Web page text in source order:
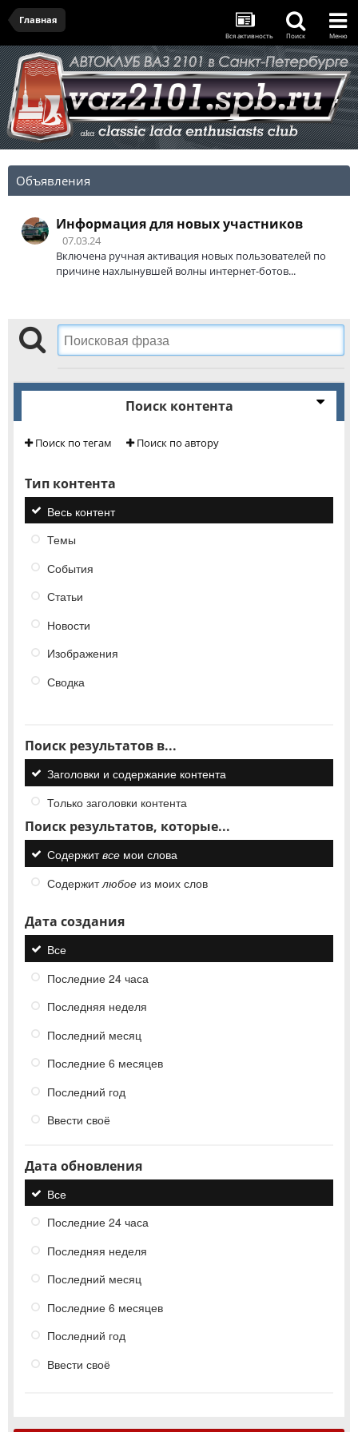
Главная
Вся активность Поиск Меню
Объявления
Информация для новых участников
07.03.24
Включена ручная активация новых пользователей по
причине нахлынувшей волны интернет-ботов...
Поиск контента
Поиск по тегам Поиск по автору
Тип контента
Весь контент
Темы
События
Статьи
Новости
Изображения
Сводка
Поиск результатов в...
Заголовки и содержание контента
Только заголовки контента
Поиск результатов, которые...
Содержитвсе мои слова
Содержитлюбое из моих слов
Дата создания
Все
Последние 24 часа
Последняя неделя
Последний месяц
Последние 6 месяцев
Последний год
Ввести своё
Дата обновления
Все
Последние 24 часа
Последняя неделя
Последний месяц
Последние 6 месяцев
Последний год
Ввести своё